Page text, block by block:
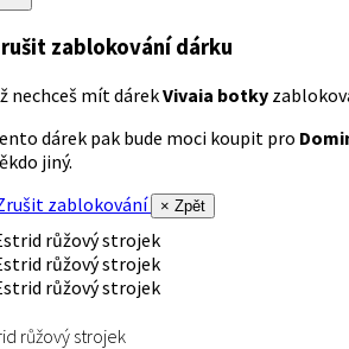
zablokování dárku
nechceš mít dárekVivaia botky
dárek pak bude moci koupit pro
jiný.
zablokování
× Zpět
růžový strojek